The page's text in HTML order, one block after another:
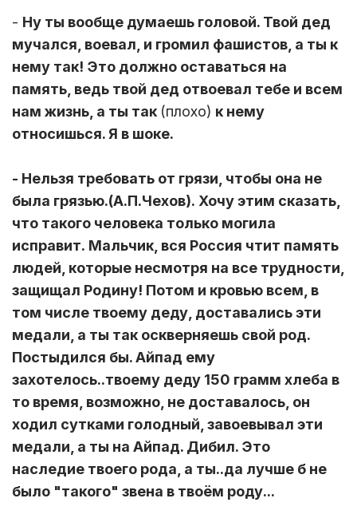
- Ну ты вообще думаешь головой. Твой дед
мучался, воевал, и громил фашистов, а ты к
нему так! Это должно оставаться на
память, ведь твой дед отвоевал тебе и всем
нам жизнь, а ты так (плохо) к нему
относишься. Я в шоке.
- Нельзя требовать от грязи, чтобы она не
была грязью.(А.П.Чехов). Хочу этим сказать,
что такого человека только могила
исправит. Мальчик, вся Россия чтит память
людей, которые несмотря на все трудности,
защищал Родину! Потом и кровью всем, в
том числе твоему деду, доставались эти
медали, а ты так оскверняешь свой род.
Постыдился бы. Айпад ему
захотелось..твоему деду 150 грамм хлеба в
то время, возможно, не доставалось, он
ходил сутками голодный, завоевывал эти
медали, а ты на Айпад. Дибил. Это
наследие твоего рода, а ты..да лучше б не
было "такого" звена в твоём роду...